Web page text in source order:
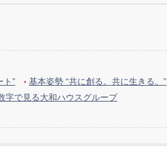
ト”
基本姿勢 “共に創る。共に生きる。”
字で見る大和ハウスグループ